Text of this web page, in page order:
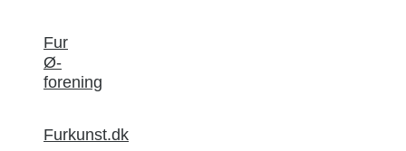
Fur
Ø-
forening
Furkunst.dk